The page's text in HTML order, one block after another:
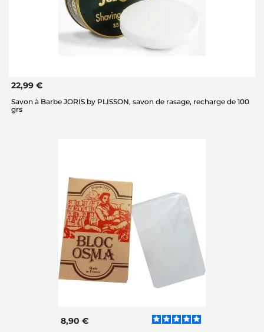
22,99 €
Savon à Barbe JORIS by PLISSON, savon de rasage, recharge de 100
grs
8,90 €